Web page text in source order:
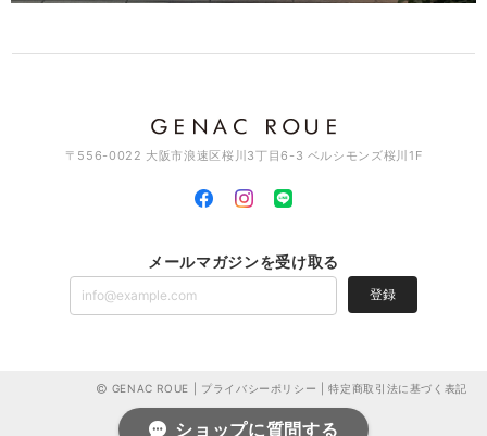
このたびはGENAC ROUEをご愛顧いただきありがとうご
す。ありがとうございました。
スワッグイヤカフ LSバーティカル / brass C129
とっても素敵なイヤカフです。 とても気に入って使ってます🎵 素敵な
デザインが沢山あるので、 少しづつ集めて行こうと思ってます！ 宜し
ざいました。お気に召して頂き大変嬉しく思います。色ん
けていただけましたら幸いです。こちらこそ、これからも
〒556-0022 大阪市浪速区桜川3丁目6-3 ベルシモンズ桜川1F
メールマガジンを受け取る
登録
GENAC ROUE | プライバシーポリシー |特定商取引法に基づく表記
ショップに質問する